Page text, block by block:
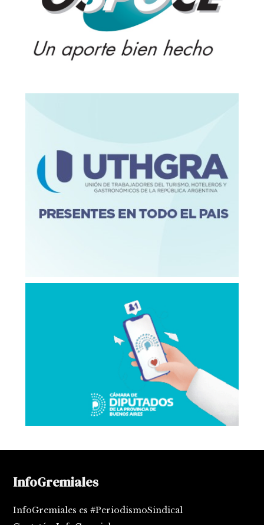
InfoGremiales
InfoGremiales es #PeriodismoSindical